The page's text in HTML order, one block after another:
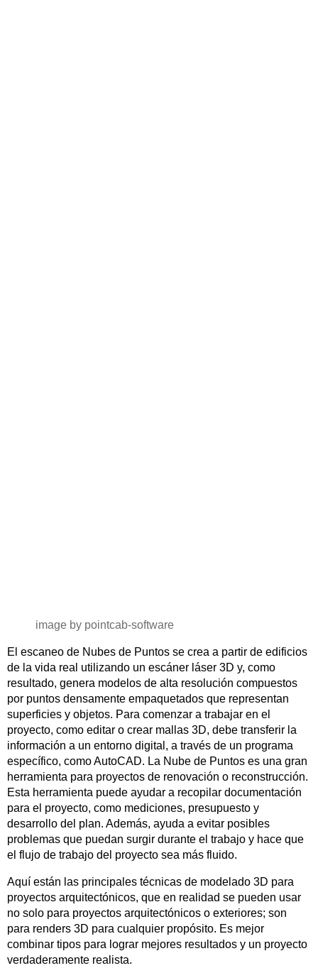
image by pointcab-software
El escaneo de Nubes de Puntos se crea a partir de edificios
de la vida real utilizando un escáner láser 3D y, como
resultado, genera modelos de alta resolución compuestos
por puntos densamente empaquetados que representan
superficies y objetos. Para comenzar a trabajar en el
proyecto, como editar o crear mallas 3D, debe transferir la
información a un entorno digital, a través de un programa
específico, como AutoCAD. La Nube de Puntos es una gran
herramienta para proyectos de renovación o reconstrucción.
Esta herramienta puede ayudar a recopilar documentación
para el proyecto, como mediciones, presupuesto y
desarrollo del plan. Además, ayuda a evitar posibles
problemas que puedan surgir durante el trabajo y hace que
el flujo de trabajo del proyecto sea más fluido.
Aquí están las principales técnicas de modelado 3D para
proyectos arquitectónicos, que en realidad se pueden usar
no solo para proyectos arquitectónicos o exteriores; son
para renders 3D para cualquier propósito. Es mejor
combinar tipos para lograr mejores resultados y un proyecto
verdaderamente realista.